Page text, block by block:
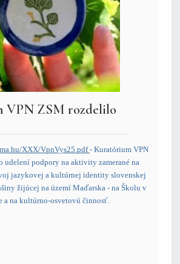
VPN ZSM rozdelilo
XXX/VpnVys25.pdf - Kuratórium VPN
udelení podpory na aktivity zamerané na
jazykovej a kultúrnej identity slovenskej
žijúcej na území Maďarska - na Školu v
a na kultúrno-osvetovú činnosť.